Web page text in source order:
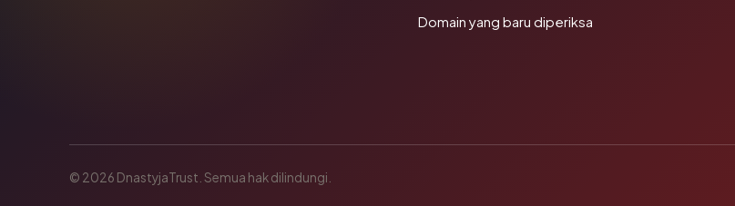
Domain yang baru diperiksa
© 2026 DnastyjaTrust. Semua hak dilindungi.